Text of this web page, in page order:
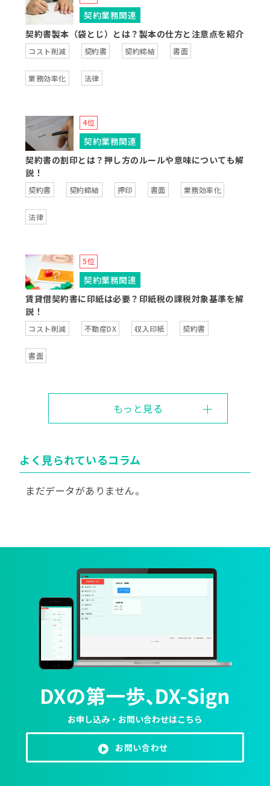
契約業務関連
契約書製本（袋とじ）とは？製本の仕方と注意点を紹介
コスト削減 契約書 契約締結 書面
業務効率化 法律
契約業務関連
契約書の割印とは？押し方のルールや意味についても解
説！
契約書 契約締結 押印 書面 業務効率化
法律
契約業務関連
賃貸借契約書に印紙は必要？印紙税の課税対象基準を解
説！
コスト削減 不動産DX 収入印紙 契約書
書面
もっと見る
よく見られているコラム
まだデータがありません。
お申し込み・お問い合わせはこちら
お問い合わせ